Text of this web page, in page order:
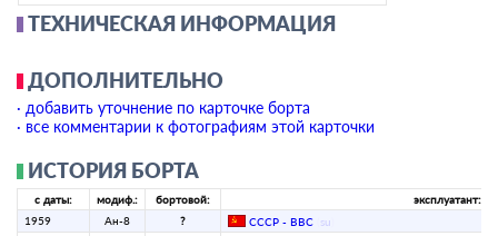
ТЕХНИЧЕСКАЯ ИНФОРМАЦИЯ
ДОПОЛНИТЕЛЬНО
· добавить уточнение по карточке борта
· все комментарии к фотографиям этой карточки
ИСТОРИЯ БОРТА
с даты: модиф.: бортовой:
эксплуатант:
1959
Ан-8 ? СССР - ВВС su